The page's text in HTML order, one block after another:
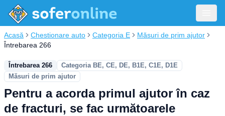
Acasă Chestionare auto Categoria E
Măsuri de prim ajutor
Întrebarea 266
Întrebarea 266
Categoria BE, CE, DE, B1E, C1E, D1E
Măsuri de prim ajutor
Pentru a acorda primul ajutor în caz
de fracturi, se fac următoarele